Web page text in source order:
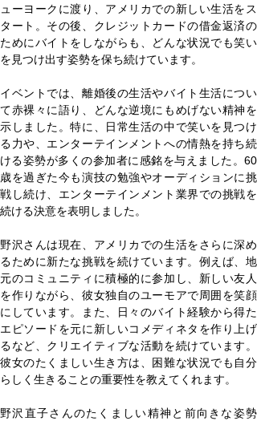
ューヨークに渡り、アメリカでの新しい生活をス
タート。その後、クレジットカードの借金返済の
ためにバイトをしながらも、どんな状況でも笑い
を見つけ出す姿勢を保ち続けています。
イベントでは、離婚後の生活やバイト生活につい
て赤裸々に語り、どんな逆境にもめげない精神を
示しました。特に、日常生活の中で笑いを見つけ
る力や、エンターテインメントへの情熱を持ち続
ける姿勢が多くの参加者に感銘を与えました。60
歳を過ぎた今も演技の勉強やオーディションに挑
戦し続け、エンターテインメント業界での挑戦を
続ける決意を表明しました。
野沢さんは現在、アメリカでの生活をさらに深め
るために新たな挑戦を続けています。例えば、地
元のコミュニティに積極的に参加し、新しい友人
を作りながら、彼女独自のユーモアで周囲を笑顔
にしています。また、日々のバイト経験から得た
エピソードを元に新しいコメディネタを作り上げ
るなど、クリエイティブな活動を続けています。
彼女のたくましい生き方は、困難な状況でも自分
らしく生きることの重要性を教えてくれます。
野沢直子さんのたくましい精神と前向きな姿勢